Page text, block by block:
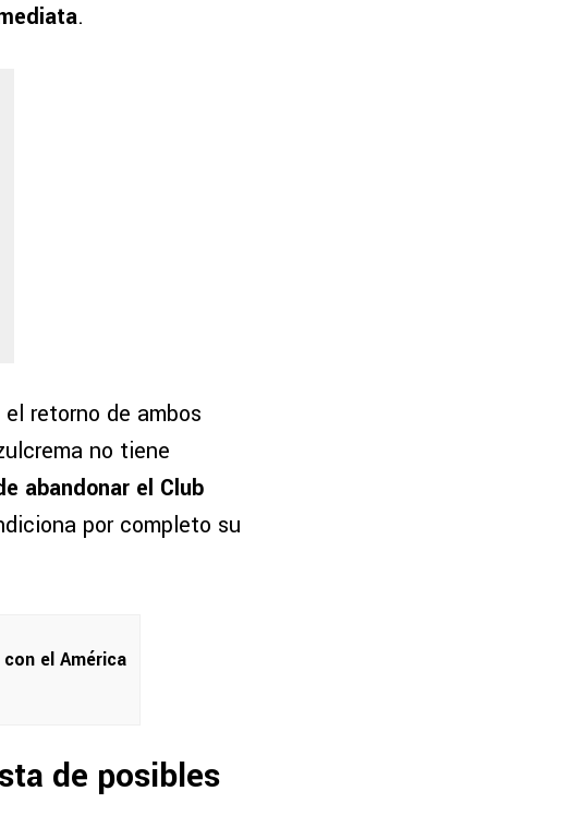
.
retorno de ambos
no tiene
abandonar el Club
por completo su
el América
de posibles